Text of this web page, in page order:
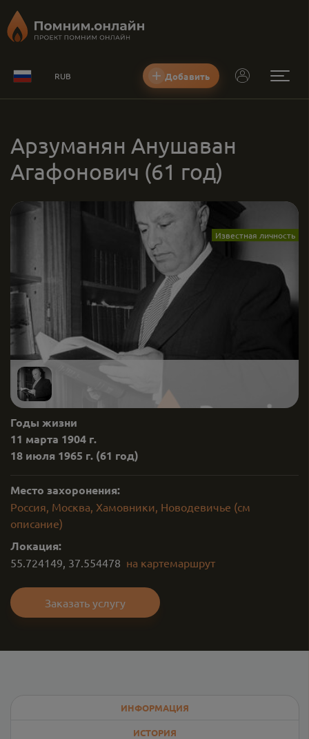
RUB Добавить
Арзуманян Анушаван
Агафонович (61 год)
Известная личность
Годы жизни
11 марта 1904 г.
18 июля 1965 г. (61 год)
Место захоронения:
Россия, Москва, Хамовники, Новодевичье (см
описание)
Локация:
55.724149, 37.554478 на картемаршрут
Заказать услугу
ИНФОРМАЦИЯ
ИСТОРИЯ